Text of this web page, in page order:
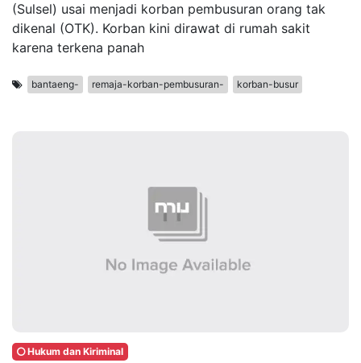
(Sulsel) usai menjadi korban pembusuran orang tak
dikenal (OTK). Korban kini dirawat di rumah sakit
karena terkena panah
bantaeng- remaja-korban-pembusuran- korban-busur
Hukum dan Kiriminal